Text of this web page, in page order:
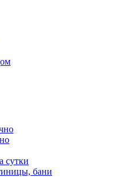
сутки
бани